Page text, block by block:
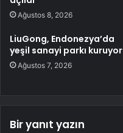
Ağustos 8, 2026
LiuGong, Endonezya’da
yeşil sanayi parkı kuruyor
Ağustos 7, 2026
Bir yanıt yazın